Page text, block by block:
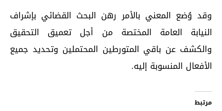
وقد وُضع المعني بالأمر رهن البحث القضائي بإشراف
النيابة العامة المختصة من أجل تعميق التحقيق
والكشف عن باقي المتورطين المحتملين وتحديد جميع
الأفعال المنسوبة إليه.
مرتبط